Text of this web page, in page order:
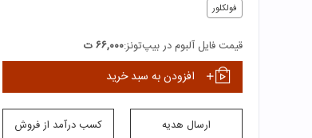
فولکلور
قیمت فایل آلبوم در بیپ‌تونز:۶۶,۰۰۰ ت
افزودن به سبد خرید
ارسال هدیه کسب درآمد از فروش